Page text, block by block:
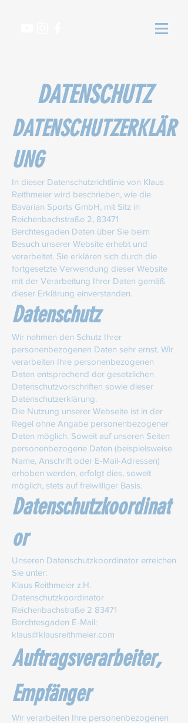
DATENSCHUTZ
DATENSCHUTZERKLÄR
UNG
In dieser Datenschutzrichtlinie von Klaus
Reithmeier wird beschrieben, wie die
Bavarian Sports GmbH, mit Sitz in
Reichenbachstraße 2, 83471
Berchtesgaden Daten über Sie beim
Besuch unserer Website erhebt und
verarbeitet. Sie erklären sich durch die
fortgesetzte Verwendung dieser Website
mit der Verarbeitung Ihrer Daten gemäß
dieser Erklärung einverstanden.
Datenschutz
Wir nehmen den Schutz Ihrer
personenbezogenen Daten sehr ernst. Wir
verarbeiten Ihre personenbezogenen
Daten entsprechend der gesetzlichen
Datenschutzvorschriften sowie dieser
Datenschutzerklärung.
Die Nutzung unserer Webseite ist in der
Regel ohne Angabe personenbezogener
Daten möglich. Soweit auf unseren Seiten
personenbezogene Daten (beispielsweise
Name, Anschrift oder E-Mail-Adressen)
erhoben werden, erfolgt dies, soweit
möglich, stets auf freiwilliger Basis.
Datenschutzkoordinat
or
Unseren Datenschutzkoordinator erreichen
Sie unter:
Klaus Reithmeier z.H.
Datenschutzkoordinator
Reichenbachstraße 2 83471
Berchtesgaden E-Mail:
klaus@klausreithmeier.com
Auftragsverarbeiter,
Empfänger
Wir verarbeiten Ihre personenbezogenen